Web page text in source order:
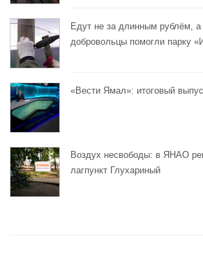
Едут не за длинным рублём,
добровольцы помогли парку
«Вести Ямал»: итоговый
Воздух несвободы: в ЯНАО
лагпункт Глухариный